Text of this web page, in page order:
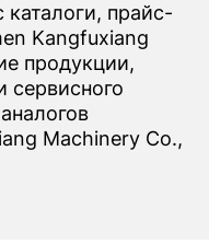
прайс-
Kangfuxiang
продукции,
сервисного
Machinery Co.,